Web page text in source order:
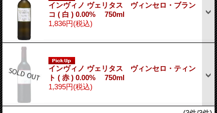
インヴィノ ヴェリタス ヴィンセロ・ブラン
コ ( 白 ) 0.00% 750ml
1,836円(税込)
インヴィノ ヴェリタス ヴィンセロ・ティン
ト ( 赤 ) 0.00% 750ml
1,395円(税込)